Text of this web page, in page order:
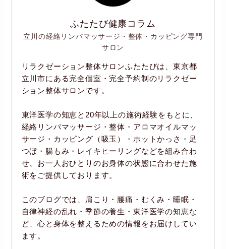
ふたたび健康コラム
立川の経絡リンパマッサージ・整体・カッピング専門
サロン
リラクゼーション整体サロンふたたびは、東京都
立川市にある完全個室・完全予約制のリラクゼー
ション整体サロンです。
東洋医学の知恵と20年以上の施術経験をもとに、
経絡リンパマッサージ・整体・アロマオイルマッ
サージ・カッピング（吸玉）・ホットかっさ・足
つぼ・腸もみ・レイキヒーリングなどを組み合わ
せ、お一人おひとりのお身体の状態に合わせた施
術をご提供しております。
このブログでは、肩こり・腰痛・むくみ・睡眠・
自律神経の乱れ・季節の養生・東洋医学の知恵な
ど、心と身体を整えるための情報をお届けしてい
ます。